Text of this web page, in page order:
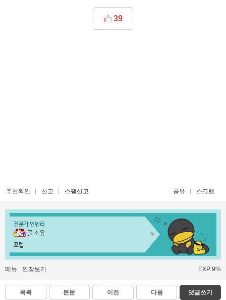
39
추천확인 신고 스팸신고 공유 스크랩
전문가 인벤러
풀소유
쪼렙
메뉴 인장보기 EXP 9%
목록 본문 이전 다음 댓글쓰기